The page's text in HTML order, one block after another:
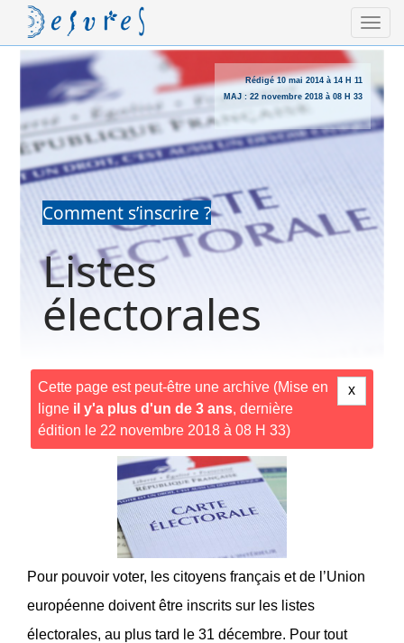
Rédigé10 mai 2014 à 14 H 11
MAJ : 22 novembre 2018 à 08 H 33
Comment s’inscrire ?
Listes
électorales
x
Cette page est peut-être une archive (Mise en
ligne il y'a plus d'un de 3 ans, dernière
édition le 22 novembre 2018 à 08 H 33)
Pour pouvoir voter, les citoyens français et de l’Union
européenne doivent être inscrits sur les listes
électorales, au plus tard le 31 décembre. Pour tout